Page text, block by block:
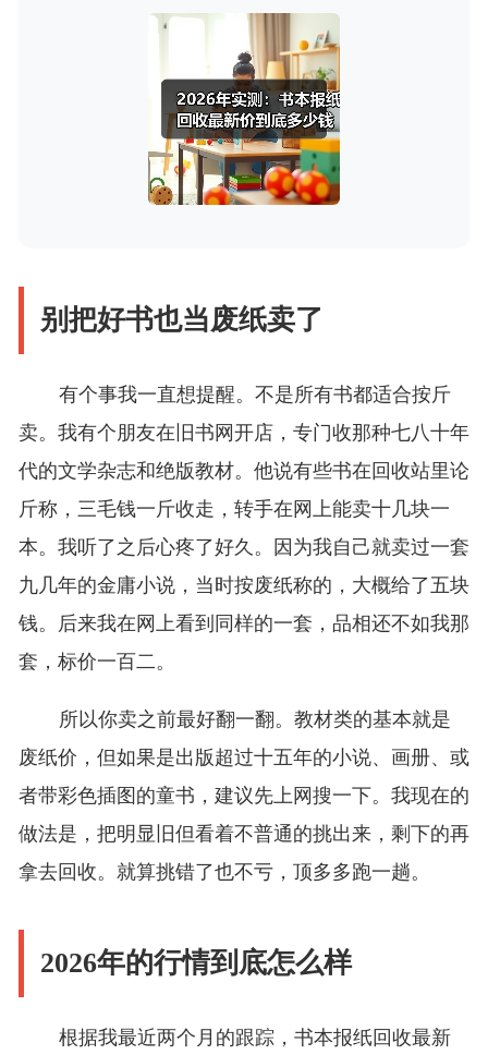
别把好书也当废纸卖了
有个事我一直想提醒。不是所有书都适合按斤
卖。我有个朋友在旧书网开店，专门收那种七八十年
代的文学杂志和绝版教材。他说有些书在回收站里论
斤称，三毛钱一斤收走，转手在网上能卖十几块一
本。我听了之后心疼了好久。因为我自己就卖过一套
九几年的金庸小说，当时按废纸称的，大概给了五块
钱。后来我在网上看到同样的一套，品相还不如我那
套，标价一百二。
所以你卖之前最好翻一翻。教材类的基本就是
废纸价，但如果是出版超过十五年的小说、画册、或
者带彩色插图的童书，建议先上网搜一下。我现在的
做法是，把明显旧但看着不普通的挑出来，剩下的再
拿去回收。就算挑错了也不亏，顶多多跑一趟。
2026年的行情到底怎么样
根据我最近两个月的跟踪，书本报纸回收最新